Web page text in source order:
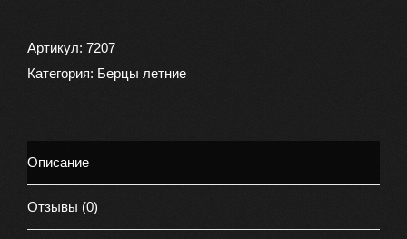
с
высоким
SHOT
Артикул: 7207
Категория: Берцы летние
Описание
Отзывы (0)